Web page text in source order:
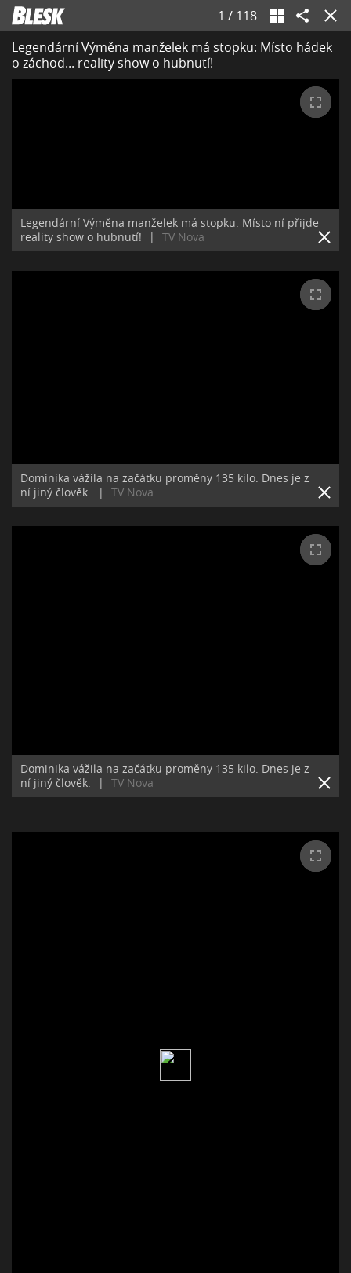
1 / 118
Legendární Výměna manželek má stopku: Místo hádek
o záchod... reality show o hubnutí!
Legendární Výměna manželek má stopku. Místo ní přijde
reality show o hubnutí!
| TV Nova
Dominika vážila na začátku proměny 135 kilo. Dnes je z
ní jiný člověk.
| TV Nova
Dominika vážila na začátku proměny 135 kilo. Dnes je z
ní jiný člověk.
| TV Nova